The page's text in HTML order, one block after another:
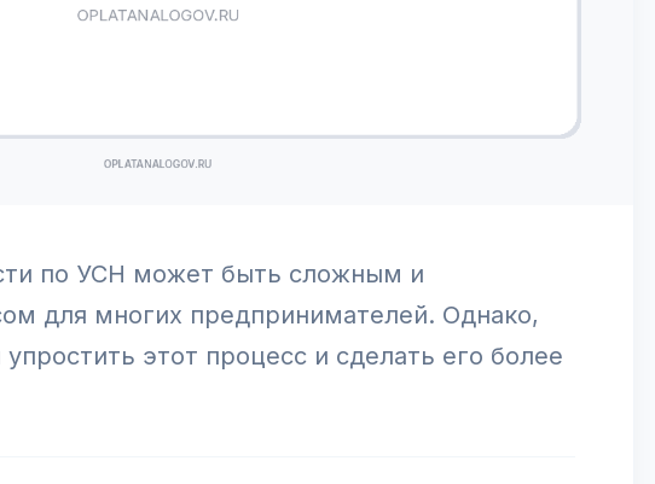
по УСН может быть сложным и
для многих предпринимателей. Однако,
этот процесс и сделать его более